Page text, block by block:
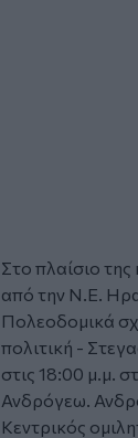
Στο πλαίσιο
από την Ν.Ε.
Πολεοδομικά
πολιτική -
στις 18:00 μ.μ.
Ανδρόγεω.
Κεντρικός